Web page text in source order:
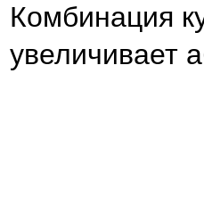
Комбинация
увеличивает